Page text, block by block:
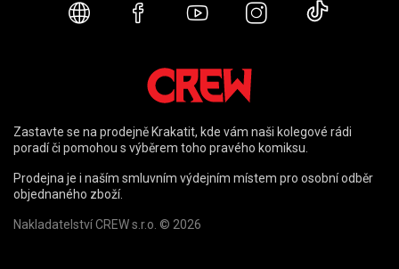
Webové stránky
FacebookYouTubeInstagram
Zastavte se na prodejně Krakatit, kde vám naši kolegové rádi
poradí či pomohou s výběrem toho pravého komiksu.
Prodejna je i naším smluvním výdejním místem pro osobní odběr
objednaného zboží.
Nakladatelství CREW s.r.o. © 2026